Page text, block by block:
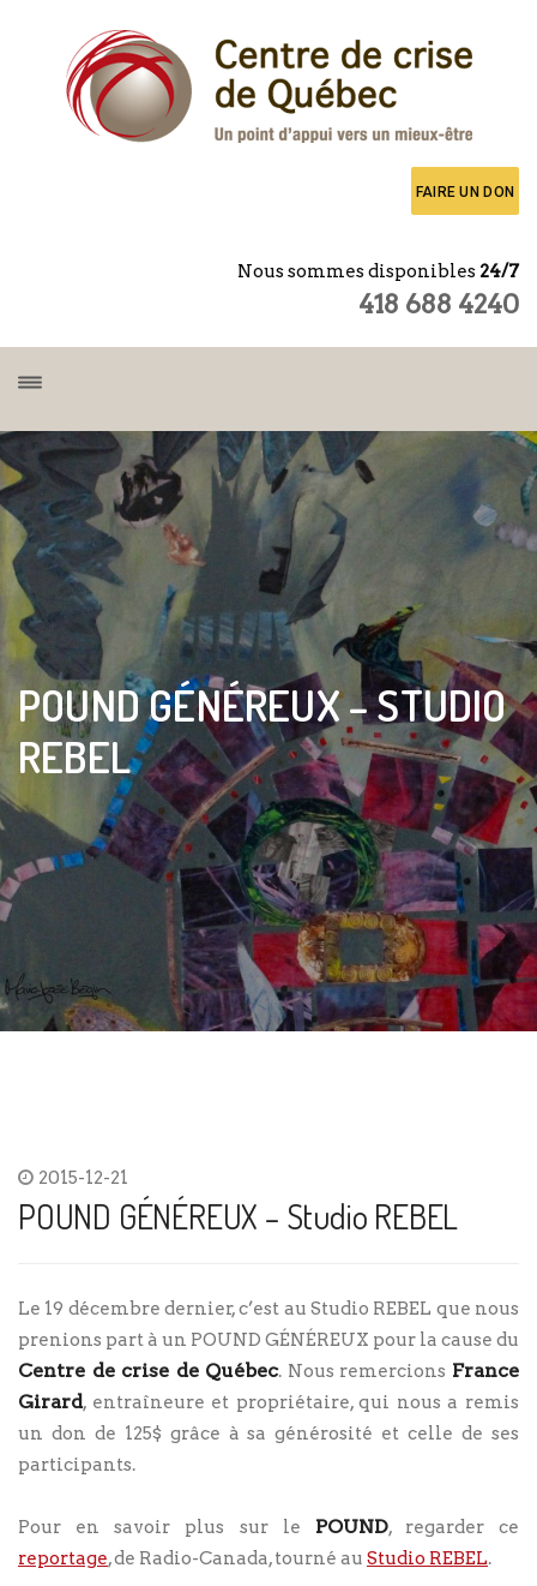
FAIRE UN DON
Nous sommes disponibles 24/7
418 688 4240
POUND GÉNÉREUX – STUDIO
REBEL
2015-12-21
POUND GÉNÉREUX – Studio REBEL
Le 19 décembre dernier, c’est au Studio REBEL que nous
prenions part à un POUND GÉNÉREUX pour la cause du
Centre de crise de Québec. Nous remercions France
Girard, entraîneure et propriétaire, qui nous a remis
un don de 125$ grâce à sa générosité et celle de ses
participants.
Pour en savoir plus sur le POUND, regarder ce
reportage, de Radio-Canada, tourné au Studio REBEL.